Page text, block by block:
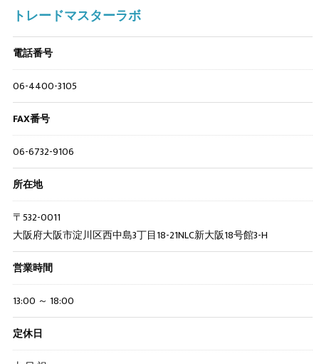
トレードマスターラボ
電話番号
06-4400-3105
FAX番号
06-6732-9106
所在地
〒532-0011
大阪府大阪市淀川区西中島3丁目18-21NLC新大阪18号館3-H
営業時間
13:00 ～ 18:00
定休日